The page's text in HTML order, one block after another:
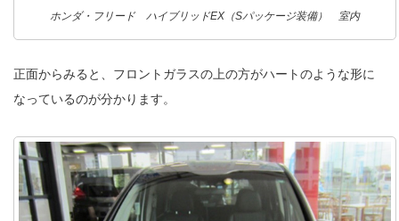
ホンダ・フリード ハイブリッドEX（Sパッケージ装備） 室内
正面からみると、フロントガラスの上の方がハートのような形に
なっているのが分かります。